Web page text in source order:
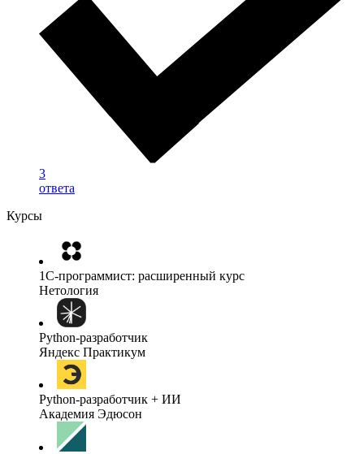
3
ответа
Курсы
1C-программист: расширенный курс
Нетология
Python-разработчик
Яндекс Практикум
Python-разработчик + ИИ
Академия Эдюсон